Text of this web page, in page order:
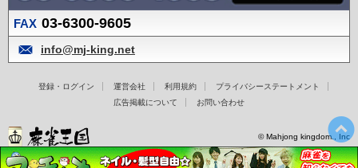
FAX 03-6300-9605
info@mj-king.net
登録・ログイン 運営会社 利用規約
プライバシーステートメント
広告掲載について
お問い合わせ
© Mahjong kingdom., Inc